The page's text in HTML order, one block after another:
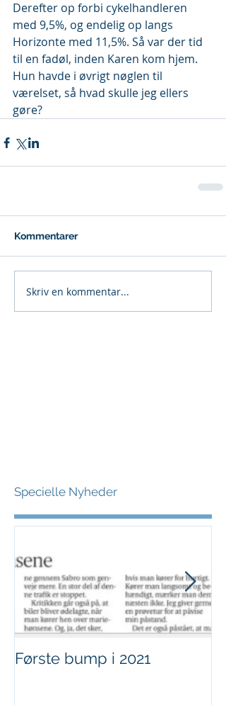
Derefter op forbi cykelhandleren
med 9,5%, og endelig op langs
Horizonte med 11,5%. Så var der tid
til en fadøl, inden Karen kom hjem.
Hun havde i øvrigt nøglen til
værelset, så hvad skulle jeg ellers
gøre?
Kommentarer
Skriv en kommentar...
Specielle Nyheder
Første bump i 2021